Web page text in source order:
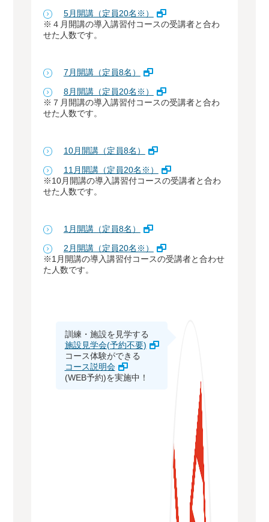
5月開講（定員20名※）
※４月開講の導入講習付コースの受講者と合わ
せた人数です。
7月開講（定員8名）
8月開講（定員20名※）
※７月開講の導入講習付コースの受講者と合わ
せた人数です。
10月開講（定員8名）
11月開講（定員20名※）
※10月開講の導入講習付コースの受講者と合わ
せた人数です。
1月開講（定員8名）
2月開講（定員20名※）
※1月開講の導入講習付コースの受講者と合わせ
た人数です。
訓練・施設を見学する
施設見学会(予約不要)
コース体験ができる
コース説明会
(WEB予約)を実施中！